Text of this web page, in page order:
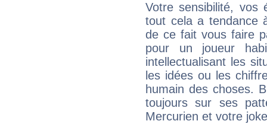
Votre sensibilité,
tout cela a tendance
de ce fait vous faire
pour un joueur
intellectualisant les
les idées ou les
humain des choses.
toujours sur ses
Mercurien et votre